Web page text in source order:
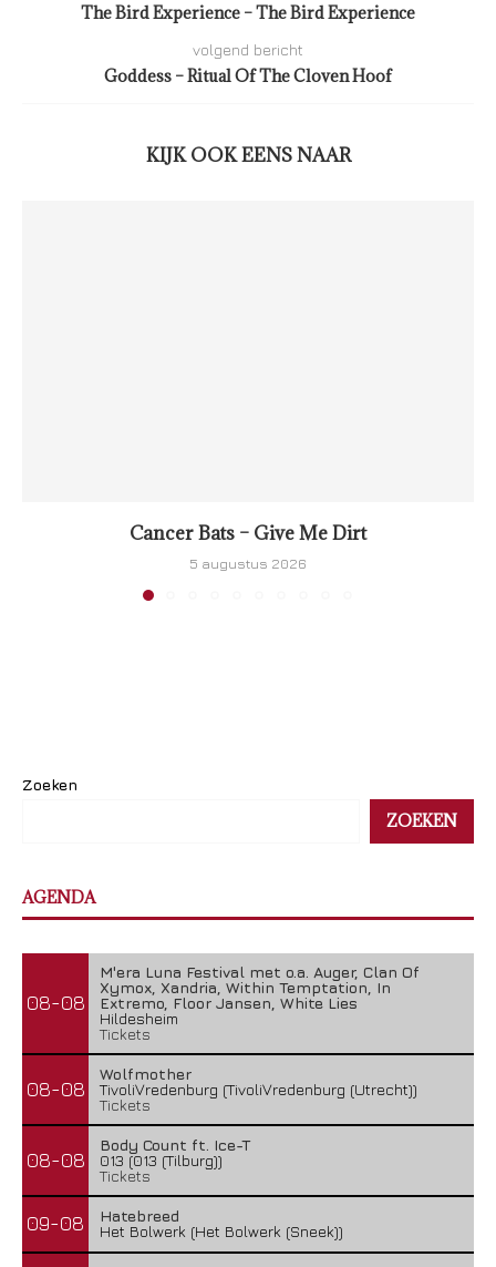
The Bird Experience – The Bird Experience
volgend bericht
Goddess – Ritual Of The Cloven Hoof
KIJK OOK EENS NAAR
Cancer Bats – Give Me Dirt
5 augustus 2026
Zoeken
ZOEKEN
AGENDA
08-08
M'era Luna Festival met o.a. Auger, Clan Of
Xymox, Xandria, Within Temptation, In
Extremo, Floor Jansen, White Lies
Hildesheim
Tickets
08-08
Wolfmother
TivoliVredenburg (TivoliVredenburg (Utrecht))
Tickets
08-08
Body Count ft. Ice-T
013 (013 (Tilburg))
Tickets
09-08
Hatebreed
Het Bolwerk (Het Bolwerk (Sneek))